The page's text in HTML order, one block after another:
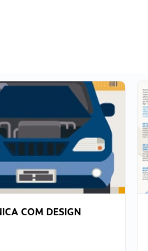
COM DESIGN